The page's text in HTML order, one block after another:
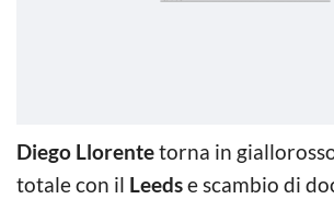
Diego Llorentetorna in
totale con il Leedse scambio di